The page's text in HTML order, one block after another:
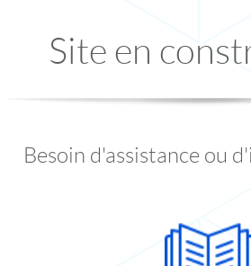
Site en
Besoin d'assistance ou